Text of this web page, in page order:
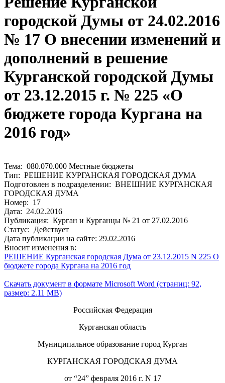
городской Думы от 24.02.2016
№ 17 О внесении изменений и
дополнений в решение
Курганской городской Думы
от 23.12.2015 г. № 225 «О
бюджете города Кургана на
2016 год»
Тема: 080.070.000 Местные бюджеты
Тип: РЕШЕНИЕ КУРГАНСКАЯ ГОРОДСКАЯ ДУМА
Подготовлен в подразделении: ВНЕШНИЕ КУРГАНСКАЯ
ГОРОДСКАЯ ДУМА
Номер: 17
Дата: 24.02.2016
Публикация: Курган и Курганцы № 21 от 27.02.2016
Статус: Действует
Дата публикации на сайте: 29.02.2016
Вносит изменения в:
РЕШЕНИЕ Курганская городская Дума от 23.12.2015 N 225 О
бюджете города Кургана на 2016 год
Скачать документ в формате Microsoft Word (страниц: 92,
размер: 2.11 MB)
Российская Федерация
Курганская область
Муниципальное образование город Курган
КУРГАНСКАЯ ГОРОДСКАЯ ДУМА
от “24” февраля 2016 г. N 17